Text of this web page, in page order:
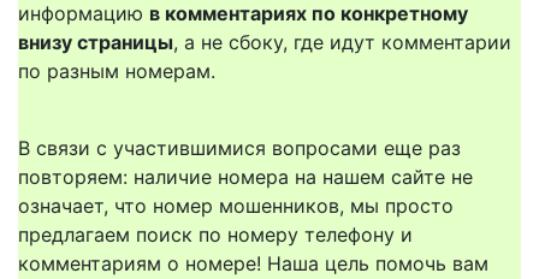
информацию в комментариях по конкретному
внизу страницы, а не сбоку, где идут комментарии
по разным номерам.
В связи с участившимися вопросами еще раз
повторяем: наличие номера на нашем сайте не
означает, что номер мошенников, мы просто
предлагаем поиск по номеру телефону и
комментариям о номере! Наша цель помочь вам